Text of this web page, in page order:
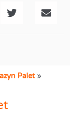
Palet »